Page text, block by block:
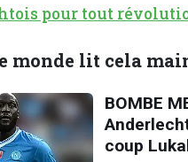
pour tout
monde lit cela
BOMBE
coup